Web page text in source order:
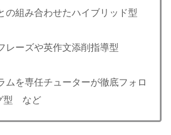
組み合わせたハイブリッド型
ーズや英作文添削指導型
を専任チューターが徹底フォロ
型 など